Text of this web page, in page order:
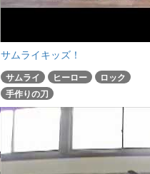
サムライキッズ！
サムライ ヒーロー
ロック
手作りの刀